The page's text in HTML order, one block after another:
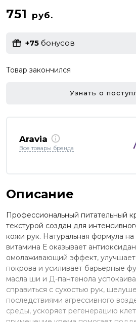
751 руб.
+75 бонусов
Товар закончился
Узнать о
Aravia
Все товары бренда
Описание
Профессиональный питательный
текстурой создан для
кожи рук. Натуральная формула
витамина Е оказывает
омолаживающий эффект,
покрова и усиливает барьерные
масла ши и Д-пантенола
справиться с сухостью рук,
последствиями агрессивного
среды, ускоряет регенерацию